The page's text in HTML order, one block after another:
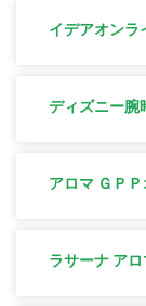
イデアオンラ
ディズニー腕
アロマ ＧＰ
ラサーナ ア